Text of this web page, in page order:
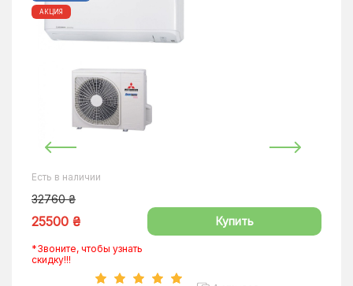
АКЦИЯ
Есть в наличии
32760 ₴
25500 ₴
*Звоните, чтобы узнать
скидку!!!
Купить